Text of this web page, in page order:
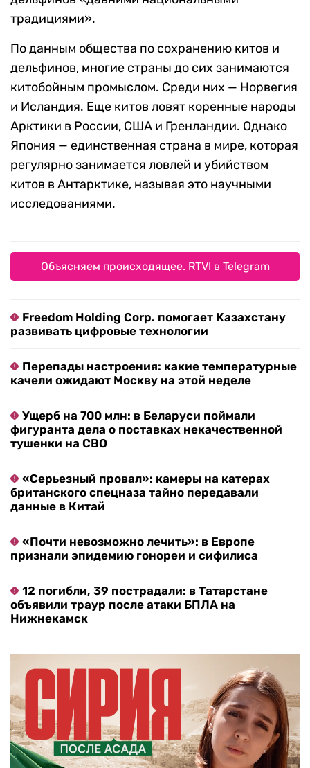
традициями».
По данным общества по сохранению китов и
дельфинов, многие страны до сих занимаются
китобойным промыслом. Среди них — Норвегия
и Исландия. Еще китов ловят коренные народы
Арктики в России, США и Гренландии. Однако
Япония — единственная страна в мире, которая
регулярно занимается ловлей и убийством
китов в Антарктике, называя это научными
исследованиями.
Объясняем происходящее. RTVI в Telegram
Freedom Holding Corp. помогает Казахстану
развивать цифровые технологии
Перепады настроения: какие температурные
качели ожидают Москву на этой неделе
Ущерб на 700 млн: в Беларуси поймали
фигуранта дела о поставках некачественной
тушенки на СВО
«Серьезный провал»: камеры на катерах
британского спецназа тайно передавали
данные в Китай
«Почти невозможно лечить»: в Европе
признали эпидемию гонореи и сифилиса
12 погибли, 39 пострадали: в Татарстане
объявили траур после атаки БПЛА на
Нижнекамск